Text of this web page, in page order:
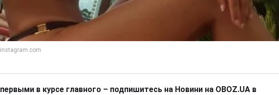
в курсе главного – подпишитесь на Новини на OBOZ.UA в